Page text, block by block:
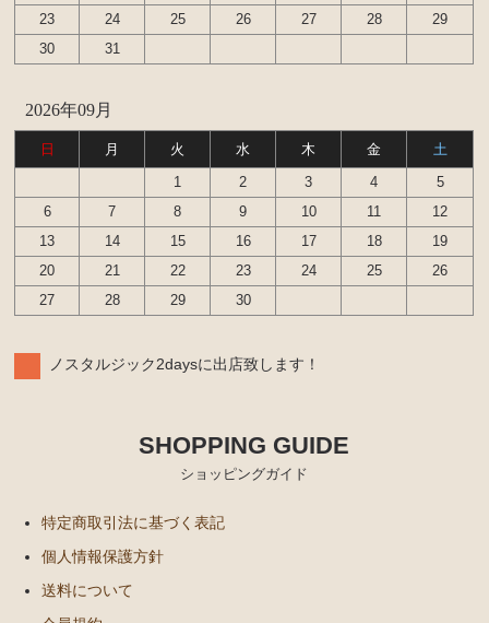
23
24 25 26 27 28
29
30
31
2026年09月
日 月 火 水 木 金
土
1
2 3 4
5
6
7 8 9 10 11
12
13
14 15 16 17 18
19
20
21 22 23 24 25
26
27
28 29 30
ノスタルジック2daysに出店致します！
SHOPPING GUIDE
ショッピングガイド
特定商取引法に基づく表記
個人情報保護方針
送料について